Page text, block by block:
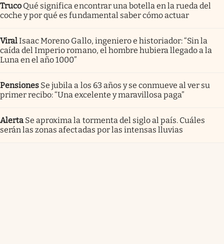
Truco Qué significa encontrar una botella en la rueda del
coche y por qué es fundamental saber cómo actuar
ViralIsaac Moreno Gallo, ingeniero e historiador: “Sin la
caída del Imperio romano, el hombre hubiera llegado a la
Luna en el año 1000”
Pensiones Se jubila a los 63 años y se conmueve al ver su
primer recibo: “Una excelente y maravillosa paga”
Alerta Se aproxima la tormenta del siglo al país. Cuáles
serán las zonas afectadas por las intensas lluvias